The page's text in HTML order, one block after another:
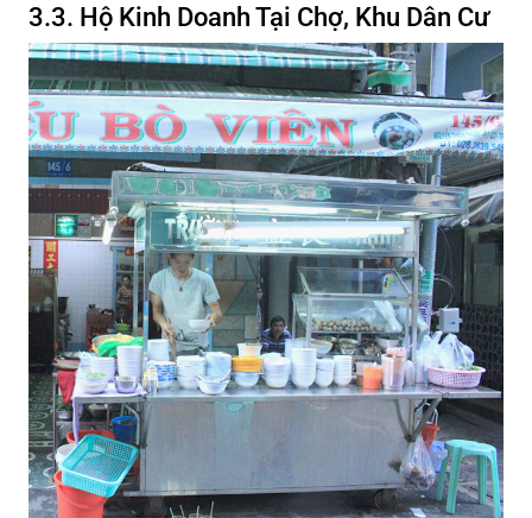
3.3. Hộ Kinh Doanh Tại Chợ, Khu Dân Cư